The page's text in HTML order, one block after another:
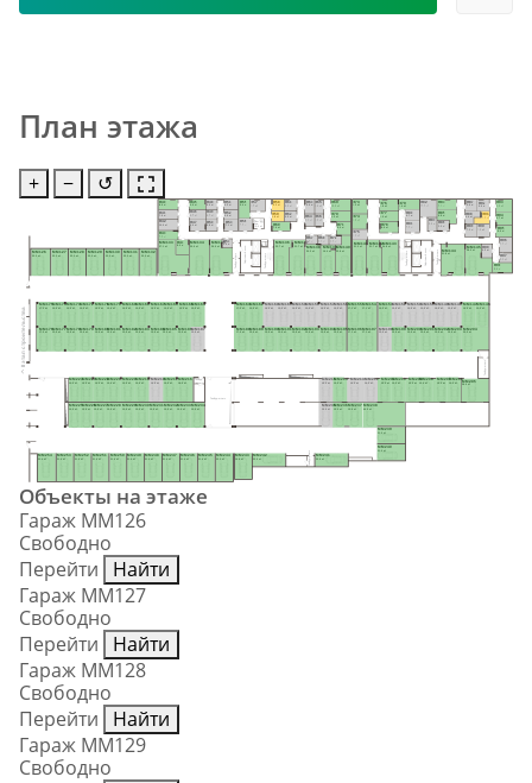
План этажа
+ − ↺
Тамбур-шлюз
Тамбур-шлюз
Тамбур
Тамбур-шлюз Лифтовый холл Лифтовый холл
Тамбур-шлюз Тамбур-шлюз Тамбур-шлюз
Тамбур-шлюз
Пом. уб.
4.6 м²
MM126
22.3 м²
MM127
22.3 м²
MM128
22.3 м²
MM129
22.3 м²
MM130
22.3 м²
MM131
22.3 м²
MM132
22.3 м²
MM133
37.1 м²
MM134
30.9 м²
MM135
29.9 м²
MM136
23.7 м²
MM137
MM138
20.2 м²
MM139
19.4 м²
MM140
22.8 м²
MM141
21.5 м²
MM142MM143
24.8 м²
MM144
31.8 м²
MM145
28.0 м²
MM146
15.5 м²
MM147
15.9 м²
MM148
15.9 м²
MM149
15.9 м²
MM150
15.9 м²
MM151
15.9 м²
MM152
15.9 м²
MM153
15.5 м²
MM154
MM155
MM156
15.9 м²
MM157
15.9 м²
MM158
15.9 м²
MM159
15.9 м²
MM160
15.9 м²
MM161
15.9 м²
MM162
15.9 м²
MM163
17.0 м²
MM164
15.9 м²
MM165
15.9 м²
MM166
15.9 м²
MM167
15.9 м²
MM168
15.9 м²
MM169
15.9 м²
MM170
15.9 м²
MM171
15.9 м²
MM172
15.9 м²
MM173
15.9 м²
MM174
15.9 м²
MM175
17.0 м²
MM176
17.0 м²
MM177
15.9 м²
MM178
15.9 м²
MM179
15.9 м²
MM180
15.9 м²
MM181
15.9 м²
MM182
15.9 м²
MM183
15.9 м²
MM184
15.9 м²
MM185
15.9 м²
MM186
15.9 м²
MM187
15.9 м²
MM188
17.0 м²
MM189
15.9 м²
MM190
15.9 м²
MM191
15.9 м²
MM192
15.9 м²
MM193
15.9 м²
MM194
15.9 м²
MM195
15.5 м²
MM196MM197 MM198
15.5 м²
MM199
15.9 м²
MM200
15.9 м²
MM201
15.9 м²
MM202
15.9 м²
MM203
15.9 м²
MM204
30.5 м²
MM205
28.9 м²
MM206
15.0 м²
MM207
15.0 м²
MM208
15.0 м²
MM209
15.0 м²
MM210
15.0 м²
MM211
15.0 м²
MM212
16.5 м²
MM213
16.5 м²
MM214
15.0 м²
MM215
15.0 м²
MM216
18.6 м²
MM217
15.9 м²
MM218
15.9 м²
MM219
15.9 м²
MM220
15.9 м²
MM221
15.9 м²
MM222
15.9 м²
MM223
15.9 м²
MM224
15.9 м²
MM225
15.9 м²
MM226
15.9 м²
MM227
15.9 м²
MM228
15.9 м²
MM229
15.9 м²
MM230
15.9 м²
MM231
15.9 м²
MM232
15.9 м²
MM233
15.9 м²
MM234
15.9 м²
MM235
15.0 м²
MM236
15.0 м²
MM237
15.9 м²
MM238
46.0 м²
MM239
21.0 м²
MM240
21.0 м²
MM241
22.9 м²
MM242
22.9 м²
MM243
19.8 м²
MM244
MM245
21.6 м²
MM246
21.6 м²
MM247
21.6 м²
MM248
21.6 м²
MM249
21.6 м²
MM250
21.6 м²
MM251
21.6 м²
MM252
21.6 м²
MM253
21.6 м²
MM254
23.4 м²
H40
8.9 м²
H41
7.9 м²
H42
10.0 м²
H43
7.5 м²
H44
8.0 м²
H45
6.9 м²
H46
6.7 м²
H47
8.0 м²
H48
5.0 м²
H49
4.7 м²
H50
5.8 м²
H51
6.2 м²
H52
5.9 м²
H53
H54
3.9 м²
H55
9.4 м²
H56
7.8 м²
H57
7.7 м²
H58
6.2 м²
H59
5.8 м²
H60
H61
H62
5.5 м²
H63
5.9 м²
H64
H65
H66
4.8 м²
H67 H68
H69
H70
9.2 м²
H71
8.4 м²
H72
H73
9.2 м²
H74
9.8 м²
H75
H76
8.8 м²
H77
8.5 м²
H78
8.9 м²
H79
9.4 м²
H80
6.7 м²
H81
7.3 м²
H82
13.5 м²
H83
H84
8.4 м²
H85
9.8 м²
H86
5.6 м²
H87
5.9 м²
H88
6.4 м²
H89
7.0 м²
H90
H91
6.5 м²
H92
6.0 м²
H93
H94
8.7 м²
H95
8.4 м²
H96
H97
H98
8.4 м²
H99
6.2 м²
II этап строительства
Объекты на этаже
Гараж ММ126
Свободно
Перейти
Найти
Гараж ММ127
Свободно
Перейти
Найти
Гараж ММ128
Свободно
Перейти
Найти
Гараж ММ129
Свободно